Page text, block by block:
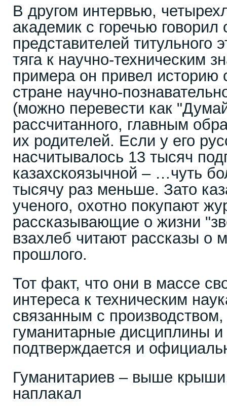
В другом интервью,
академик с горечью говорил
представителей титульного
тяга к научно-техническим
примера он привел
стране научно-
(можно перевести как
рассчитанного, главным
их родителей. Если у его
насчитывалось 13 тысяч
казахскоязычной – …чуть
тысячу раз меньше. Зато
ученого, охотно покупают
рассказывающие о жизни
взахлеб читают рассказы о
прошлого.
Тот факт, что они в массе
интереса к техническим
связанным с
гуманитарные дисциплины
подтверждается и
Гуманитариев – выше
наплакал